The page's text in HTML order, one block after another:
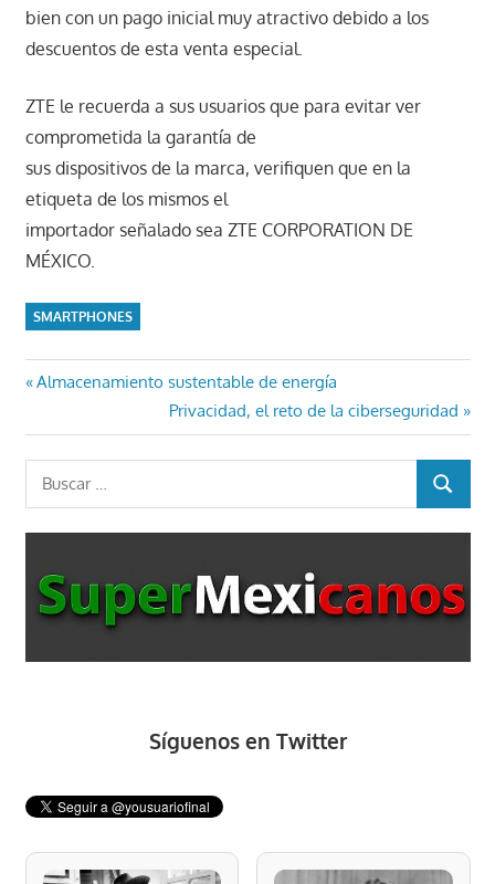
bien con un pago inicial muy atractivo debido a los
descuentos de esta venta especial.
ZTE le recuerda a sus usuarios que para evitar ver
comprometida la garantía de
sus dispositivos de la marca, verifiquen que en la
etiqueta de los mismos el
importador señalado sea ZTE CORPORATION DE
MÉXICO.
SMARTPHONES
Navegación
de
entradas
Entrada
Almacenamiento sustentable de energía
Entrada
siguiente:
Privacidad, el reto de la ciberseguridad
Buscar:
BUSCAR
Síguenos en Twitter